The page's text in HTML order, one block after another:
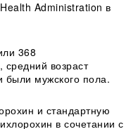
Administration в
368
средний возраст
были мужского пола.
и стандартную
в сочетании с